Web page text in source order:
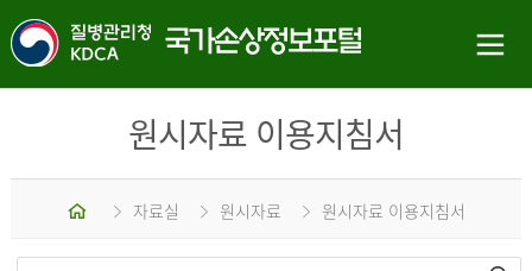
원시자료 이용지침서
홈 자료실 원시자료 원시자료 이용지침서